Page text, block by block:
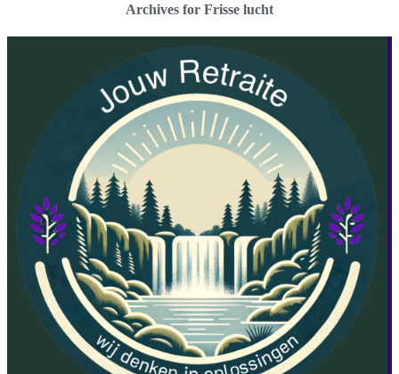
Archives for Frisse lucht